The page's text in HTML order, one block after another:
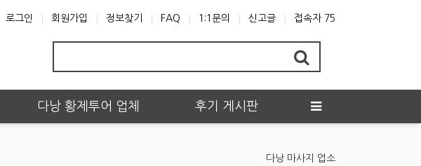
로그인 회원가입 정보찾기 FAQ 1:1문의 신고글 접속자 75
다낭 황제투어 업체 후기 게시판
다낭 마사지 업소